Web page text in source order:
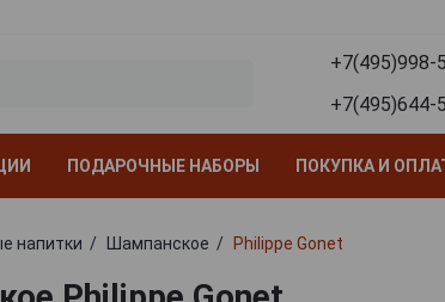
+7(495)998-
+7(495)644-
ПОДАРОЧНЫЕ НАБОРЫ ПОКУПКА И
напитки Шампанское Philippe Gonet